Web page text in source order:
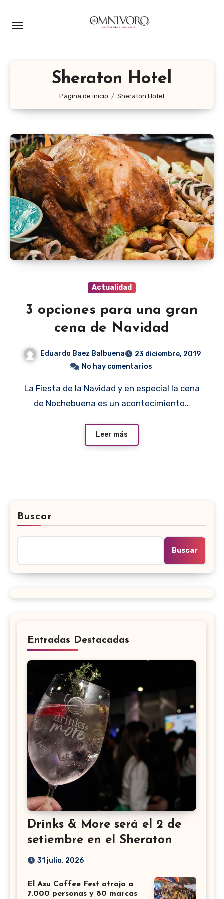
Sheraton Hotel
Página de inicio Sheraton Hotel
Actualidad
3 opciones para una gran
cena de Navidad
Eduardo Baez Balbuena
23 diciembre, 2019
No hay comentarios
La Fiesta de la Navidad y en especial la cena
de Nochebuena es un acontecimiento…
Leer más
Buscar
Buscar
Entradas Destacadas
Drinks & More será el 2 de
setiembre en el Sheraton
31 julio, 2026
El Asu Coffee Fest atrajo a
7.000 personas y 80 marcas